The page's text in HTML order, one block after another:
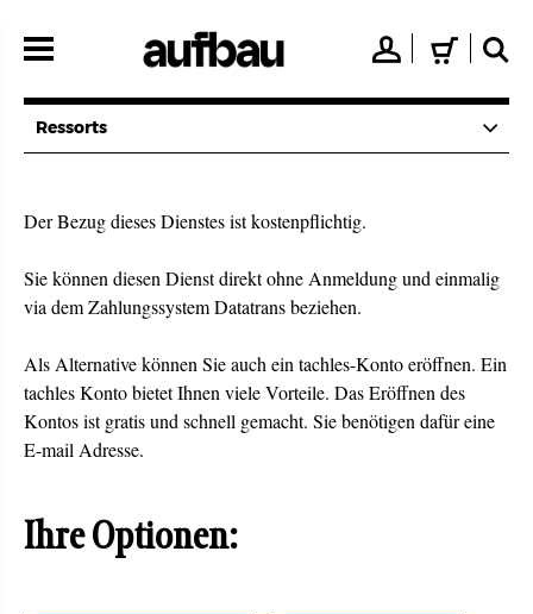
zum
👤 🛒 🔍
Ressorts
Der Bezug dieses Dienstes ist kostenpflichtig.
Sie können diesen Dienst direkt ohne Anmeldung und einmalig
via dem Zahlungssystem Datatrans beziehen.
Als Alternative können Sie auch ein tachles-Konto eröffnen. Ein
tachles Konto bietet Ihnen viele Vorteile. Das Eröffnen des
Kontos ist gratis und schnell gemacht. Sie benötigen dafür eine
E-mail Adresse.
Ihre Optionen: